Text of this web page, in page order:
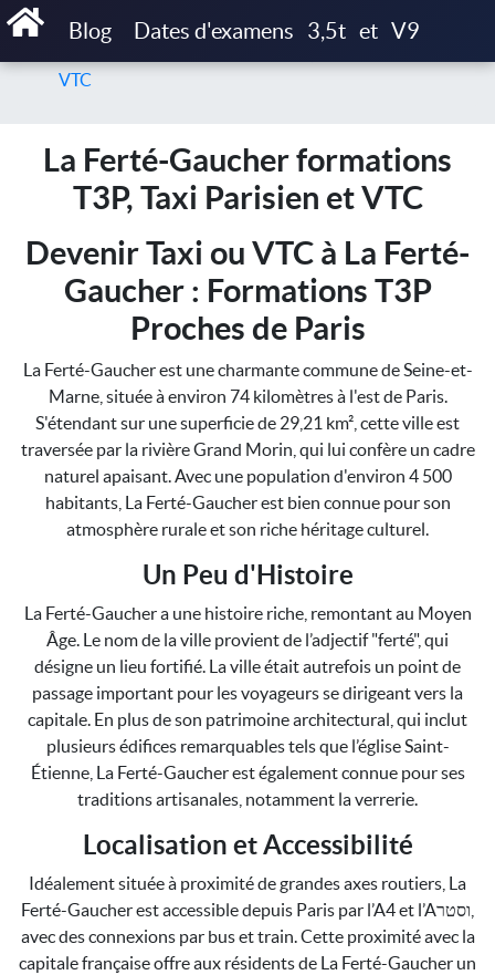
Blog Dates d'examens 3,5t et V9
Accueil
VTC
La Ferté-Gaucher formations
T3P, Taxi Parisien et VTC
Devenir Taxi ou VTC à La Ferté-
Gaucher : Formations T3P
Proches de Paris
La Ferté-Gaucher est une charmante commune de Seine-et-
Marne, située à environ 74 kilomètres à l'est de Paris.
S'étendant sur une superficie de 29,21 km², cette ville est
traversée par la rivière Grand Morin, qui lui confère un cadre
naturel apaisant. Avec une population d'environ 4 500
habitants, La Ferté-Gaucher est bien connue pour son
atmosphère rurale et son riche héritage culturel.
Un Peu d'Histoire
La Ferté-Gaucher a une histoire riche, remontant au Moyen
Âge. Le nom de la ville provient de l’adjectif "ferté", qui
désigne un lieu fortifié. La ville était autrefois un point de
passage important pour les voyageurs se dirigeant vers la
capitale. En plus de son patrimoine architectural, qui inclut
plusieurs édifices remarquables tels que l’église Saint-
Étienne, La Ferté-Gaucher est également connue pour ses
traditions artisanales, notamment la verrerie.
Localisation et Accessibilité
Idéalement située à proximité de grandes axes routiers, La
Ferté-Gaucher est accessible depuis Paris par l’A4 et l’Aוסטר,
avec des connexions par bus et train. Cette proximité avec la
capitale française offre aux résidents de La Ferté-Gaucher un